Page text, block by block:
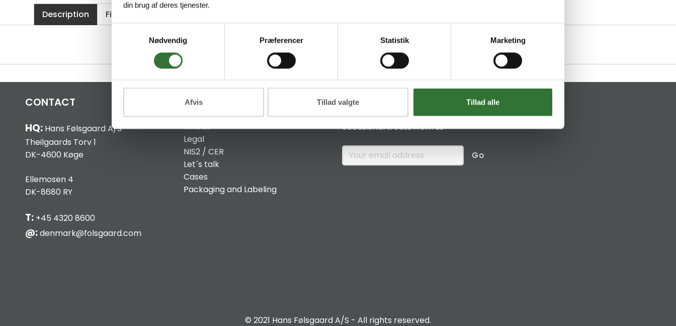
din brug af deres tjenester.
Nødvendig
Præferencer Statistik Marketing
Afvis Tillad valgte Tillad alle
Description Files
CONTACT
HQ:Hans Følsgaard A/S
Theilgaards Torv 1
DK-4600 Køge
Ellemosen 4
DK-8680 RY
T:+45 4320 8600
@:denmark@folsgaard.com
INFO
Find us
Legal
NIS2 / CER
Let´s talk
Cases
Packaging and Labeling
News & Insights
Sign up if you would like to receive
occasional treats from us
Go
© 2021 Hans Følsgaard A/S - All rights reserved.